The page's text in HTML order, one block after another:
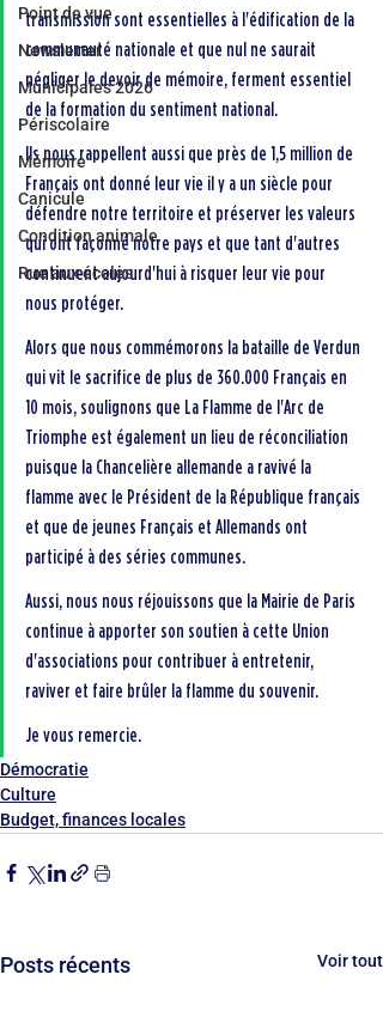
Point de vue
Newsletter
Municipales 2026
Périscolaire
Mémoire
Canicule
Condition animale
Rue aux écoles
transmission sont essentielles à l'édification de la
communauté nationale et que nul ne saurait
négliger le devoir de mémoire, ferment essentiel
de la formation du sentiment national.
Ils nous rappellent aussi que près de 1,5 million de
Français ont donné leur vie il y a un siècle pour
défendre notre territoire et préserver les valeurs
qui ont façonné notre pays et que tant d'autres
continuent aujourd'hui à risquer leur vie pour
nous protéger.
Alors que nous commémorons la bataille de Verdun
qui vit le sacrifice de plus de 360.000 Français en
10 mois, soulignons que La Flamme de l'Arc de
Triomphe est également un lieu de réconciliation
puisque la Chancelière allemande a ravivé la
flamme avec le Président de la République français
et que de jeunes Français et Allemands ont
participé à des séries communes.
Aussi, nous nous réjouissons que la Mairie de Paris
continue à apporter son soutien à cette Union
d'associations pour contribuer à entretenir,
raviver et faire brûler la flamme du souvenir.
Je vous remercie.
Démocratie
Culture
Budget, finances locales
Posts récents Voir tout